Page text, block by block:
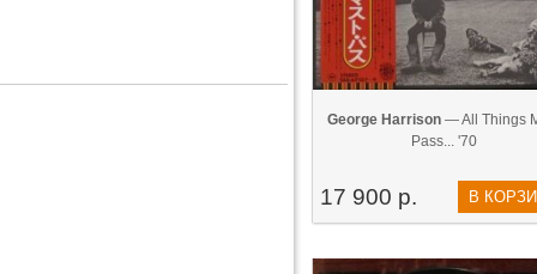
George Harrison — All Things
Pass... '70
17 900 р. В